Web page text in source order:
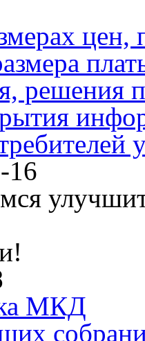
решения
16
МКД